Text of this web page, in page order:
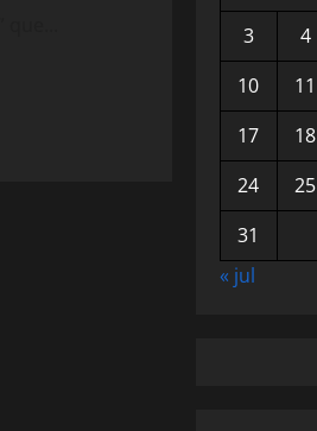
3
4
10
11
17
18
24
25
31
« jul